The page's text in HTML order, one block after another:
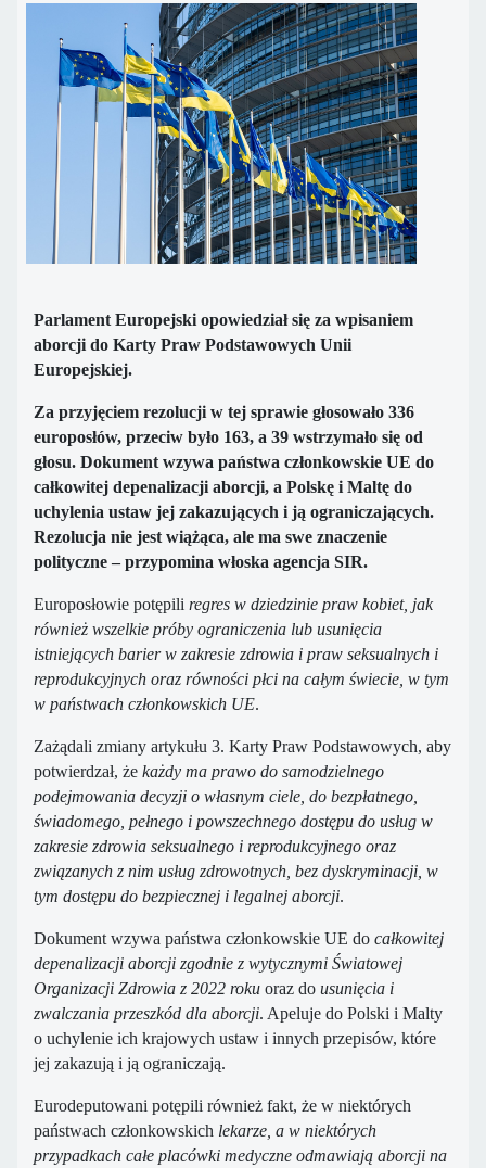
Parlament Europejski opowiedział się za wpisaniem
aborcji do Karty Praw Podstawowych Unii
Europejskiej.
Za przyjęciem rezolucji w tej sprawie głosowało 336
europosłów, przeciw było 163, a 39 wstrzymało się od
głosu. Dokument wzywa państwa członkowskie UE do
całkowitej depenalizacji aborcji, a Polskę i Maltę do
uchylenia ustaw jej zakazujących i ją ograniczających.
Rezolucja nie jest wiążąca, ale ma swe znaczenie
polityczne – przypomina włoska agencja SIR.
Europosłowie potępili regres w dziedzinie praw kobiet, jak
również wszelkie próby ograniczenia lub usunięcia
istniejących barier w zakresie zdrowia i praw seksualnych i
reprodukcyjnych oraz równości płci na całym świecie, w tym
w państwach członkowskich UE.
Zażądali zmiany artykułu 3. Karty Praw Podstawowych, aby
potwierdzał, że każdy ma prawo do samodzielnego
podejmowania decyzji o własnym ciele, do bezpłatnego,
świadomego, pełnego i powszechnego dostępu do usług w
zakresie zdrowia seksualnego i reprodukcyjnego oraz
związanych z nim usług zdrowotnych, bez dyskryminacji, w
tym dostępu do bezpiecznej i legalnej aborcji.
Dokument wzywa państwa członkowskie UE do całkowitej
depenalizacji aborcji zgodnie z wytycznymi Światowej
Organizacji Zdrowia z 2022 roku oraz do usunięcia i
zwalczania przeszkód dla aborcji. Apeluje do Polski i Malty
o uchylenie ich krajowych ustaw i innych przepisów, które
jej zakazują i ją ograniczają.
Eurodeputowani potępili również fakt, że w niektórych
państwach członkowskich lekarze, a w niektórych
przypadkach całe placówki medyczne odmawiają aborcji na